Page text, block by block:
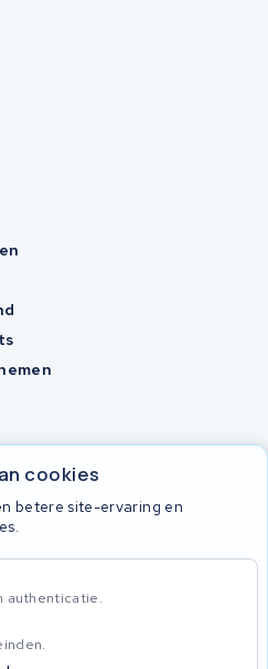
cookies
betere site-ervaring en
authenticatie.
Policy